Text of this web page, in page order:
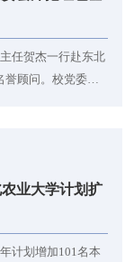
任贺杰一行赴东北
誉顾问。校党委副
业大学计划扩
计划增加101名本